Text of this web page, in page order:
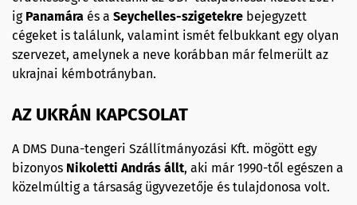
ig Panamára és a Seychelles-szigetekre bejegyzett
cégeket is találunk, valamint ismét felbukkant egy olyan
szervezet, amelynek a neve korábban már felmerült az
ukrajnai kémbotrányban.
AZ UKRÁN KAPCSOLAT
A DMS Duna-tengeri Szállítmányozási Kft. mögött egy
bizonyos Nikoletti András állt, aki már 1990-től egészen a
közelmúltig a társaság ügyvezetője és tulajdonosa volt.